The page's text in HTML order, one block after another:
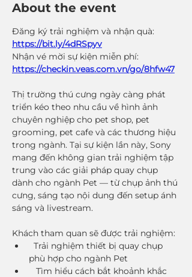
About the event
Đăng ký trải nghiệm và nhận quà:
https://bit.ly/4dRSpyv
Nhận vé mời sự kiện miễn phí:
https://checkin.veas.com.vn/go/8hfw47
Thị trường thú cưng ngày càng phát
triển kéo theo nhu cầu về hình ảnh
chuyên nghiệp cho pet shop, pet
grooming, pet cafe và các thương hiệu
trong ngành. Tại sự kiện lần này, Sony
mang đến không gian trải nghiệm tập
trung vào các giải pháp quay chụp
dành cho ngành Pet — từ chụp ảnh thú
cưng, sáng tạo nội dung đến setup ánh
sáng và livestream.
Khách tham quan sẽ được trải nghiệm:
Trải nghiệm thiết bị quay chụp
phù hợp cho ngành Pet
Tìm hiểu cách bắt khoảnh khắc